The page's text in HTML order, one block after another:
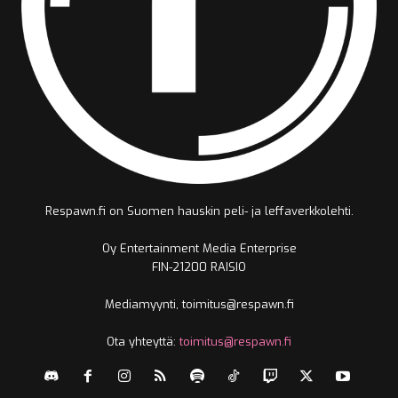
Respawn.fi on Suomen hauskin peli- ja leffaverkkolehti.
Oy Entertainment Media Enterprise
FIN-21200 RAISIO
Mediamyynti, toimitus@respawn.fi
Ota yhteyttä:toimitus@respawn.fi